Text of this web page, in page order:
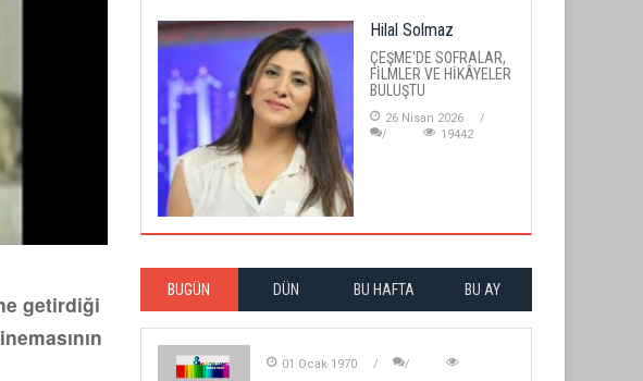
getirdiği
Hilal Solmaz
ÇEŞME'DE SOFRALAR,
FİLMLER VE HİKÂYELER
BULUŞTU
26 Nisan 2026
19442
BUGÜN DÜN BU HAFTA BU AY
01 Ocak 1970